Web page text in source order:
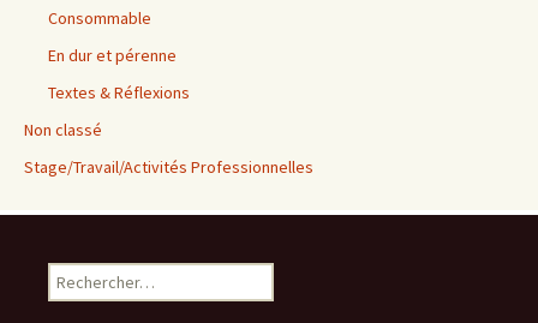
Consommable
En dur et pérenne
Textes & Réflexions
Non classé
Stage/Travail/Activités Professionnelles
Rechercher :